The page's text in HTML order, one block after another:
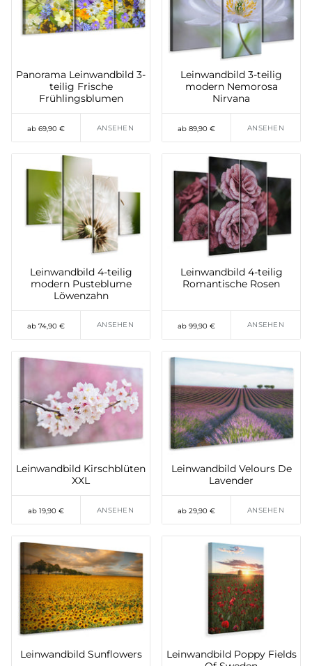
Panorama Leinwandbild 3-
teilig Frische
Frühlingsblumen
ab 69,90 € ANSEHEN
Leinwandbild 3-teilig
modern Nemorosa
Nirvana
ab 89,90 € ANSEHEN
Leinwandbild 4-teilig
modern Pusteblume
Löwenzahn
ab 74,90 € ANSEHEN
Leinwandbild 4-teilig
Romantische Rosen
ab 99,90 € ANSEHEN
Leinwandbild Kirschblüten
XXL
ab 19,90 € ANSEHEN
Leinwandbild Velours De
Lavender
ab 29,90 € ANSEHEN
Leinwandbild Sunflowers
Leinwandbild Poppy Fields